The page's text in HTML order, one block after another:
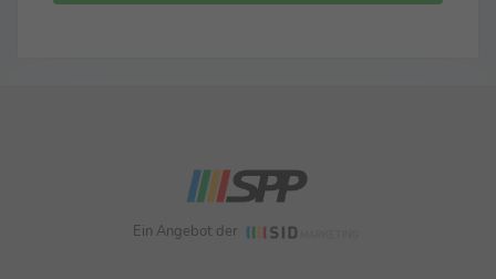
Ein Angebot der